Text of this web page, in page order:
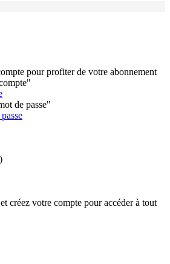
pour profiter de votre abonnement
de passe"
créez votre compte pour accéder à tout